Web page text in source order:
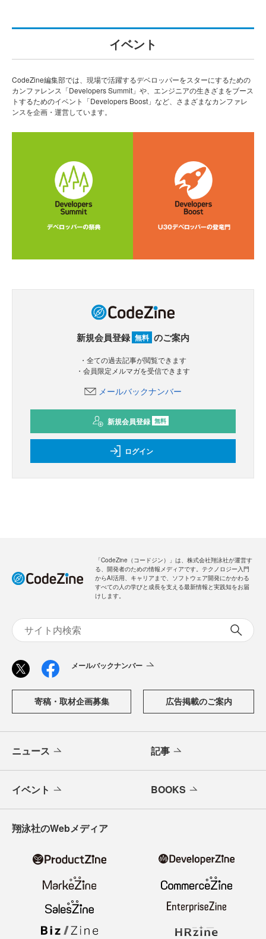
イベント
CodeZine編集部では、現場で活躍するデベロッパーをスターにするための
カンファレンス「Developers Summit」や、エンジニアの生きざまをブース
トするためのイベント「Developers Boost」など、さまざまなカンファレ
ンスを企画・運営しています。
新規会員登録 無料 のご案内
・全ての過去記事が閲覧できます
・会員限定メルマガを受信できます
メールバックナンバー
新規会員登録 無料
ログイン
「CodeZine（コードジン）」は、株式会社翔泳社が運営す
る、開発者のための情報メディアです。テクノロジー入門
からAI活用、キャリアまで、ソフトウェア開発にかかわる
すべての人の学びと成長を支える最新情報と実践知をお届
けします。
メールバックナンバー
寄稿・取材企画募集 広告掲載のご案内
ニュース 記事
イベント BOOKS
翔泳社のWebメディア